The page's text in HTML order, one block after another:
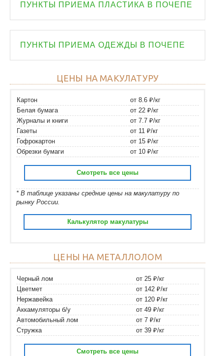
ПУНКТЫ ПРИЕМА ПЛАСТИКА В ПОЧЕПЕ
ПУНКТЫ ПРИЕМА ОДЕЖДЫ В ПОЧЕПЕ
ЦЕНЫ НА МАКУЛАТУРУ
Картон
от 8.6 ₽/кг
Белая бумага
от 22 ₽/кг
Журналы и книги
от 7.7 ₽/кг
Газеты
от 11 ₽/кг
Гофрокартон
от 15 ₽/кг
Обрезки бумаги
от 10 ₽/кг
Смотреть все цены
* В таблице указаны средние цены на макулатуру по
рынку России.
Калькулятор макулатуры
ЦЕНЫ НА МЕТАЛЛОЛОМ
Черный лом
от 25 ₽/кг
Цветмет
от 142 ₽/кг
Нержавейка
от 120 ₽/кг
Аккамуляторы б/у
от 49 ₽/кг
Автомобильный лом
от 7 ₽/кг
Стружка
от 39 ₽/кг
Смотреть все цены